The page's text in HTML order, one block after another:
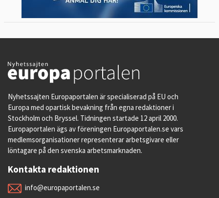
Nyhetssajten Europaportalen är specialiserad på EU och
Europa med opartisk bevakning från egna redaktioner i
Stockholm och Bryssel. Tidningen startade 12 april 2000.
Europaportalen ägs av föreningen Europaportalen.se vars
medlemsorganisationer representerar arbetsgivare eller
löntagare på den svenska arbetsmarknaden.
Kontakta redaktionen
info@europaportalen.se